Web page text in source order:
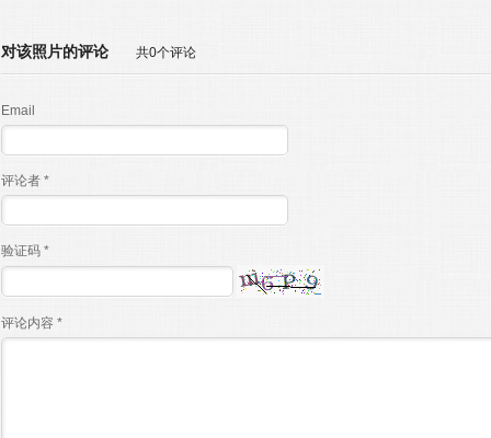
对该照片的评论 共0个评论
Email
评论者 *
验证码 *
评论内容 *